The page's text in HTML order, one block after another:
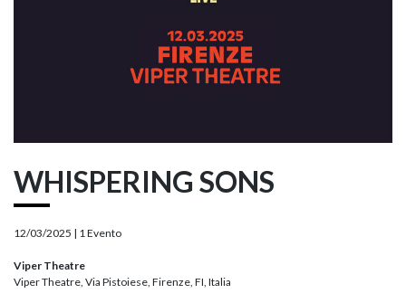
WHISPERING SONS
12/03/2025 | 1 Evento
Viper Theatre
Viper Theatre, Via Pistoiese, Firenze, FI, Italia